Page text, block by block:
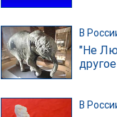
В
"Не
В